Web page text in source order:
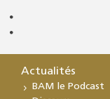
Actualités
BAM le Podcast